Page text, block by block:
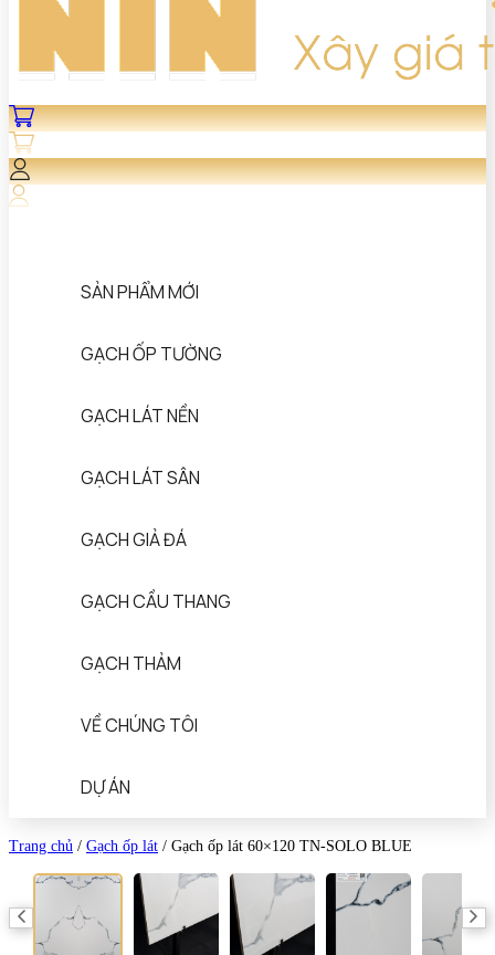
SẢN PHẨM MỚI
GẠCH ỐP TƯỜNG
GẠCH LÁT NỀN
GẠCH LÁT SÂN
GẠCH GIẢ ĐÁ
GẠCH CẦU THANG
GẠCH THẢM
VỀ CHÚNG TÔI
DỰ ÁN
Trang chủ / Gạch ốp lát / Gạch ốp lát 60×120 TN-SOLO BLUE